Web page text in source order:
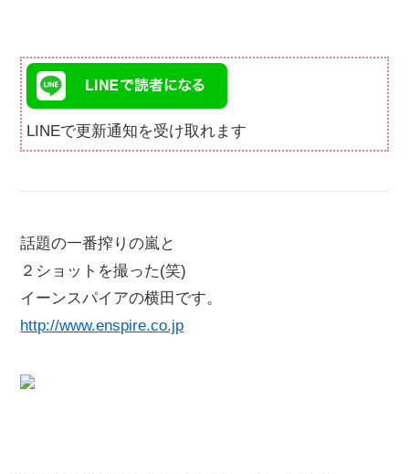
LINEで更新通知を受け取れます
話題の一番搾りの嵐と
２ショットを撮った(笑)
イーンスパイアの横田です。
http://www.enspire.co.jp